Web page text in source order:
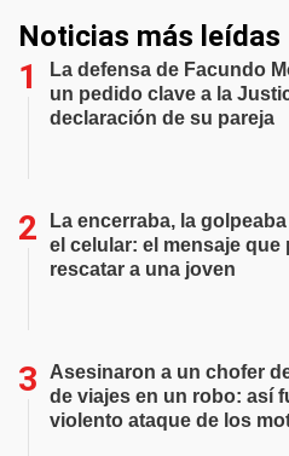
Noticias más leídas
La defensa de Facundo
un pedido clave a la
declaración de su pareja
La encerraba, la
el celular: el mensaje que
rescatar a una joven
Asesinaron a un chofer
de viajes en un robo: así
violento ataque de los